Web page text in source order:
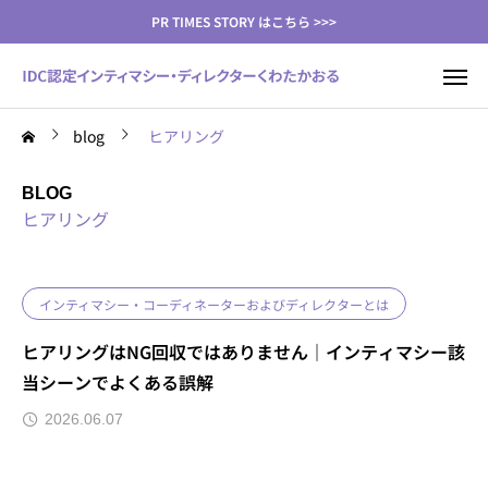
PR TIMES STORY はこちら >>>
blog ヒアリング
BLOG
ヒアリング
インティマシー・コーディネーターおよびディレクターとは
ヒアリングはNG回収ではありません｜インティマシー該
当シーンでよくある誤解
2026.06.07